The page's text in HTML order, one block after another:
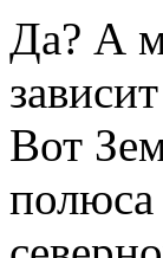
Да? А
Вот
полюса